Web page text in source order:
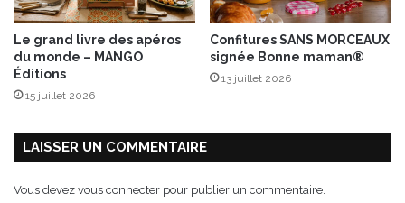
d
d
e
t
t
Le grand livre des apéros
du monde – MANGO
Éditions
15 juillet 2026
Confitures SANS MORCEAUX
signée Bonne maman®
13 juillet 2026
LAISSER UN COMMENTAIRE
Vous devez vous connecter pour publier un commentaire.